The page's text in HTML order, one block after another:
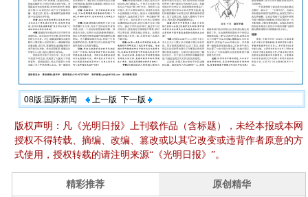
08版:国际新闻 上一版 下一版
版权声明：凡《光明日报》上刊载作品（含标题），未经本报或本网
授权不得转载、摘编、改编、篡改或以其它改变或违背作者原意的方
式使用，授权转载的请注明来源“《光明日报》”。